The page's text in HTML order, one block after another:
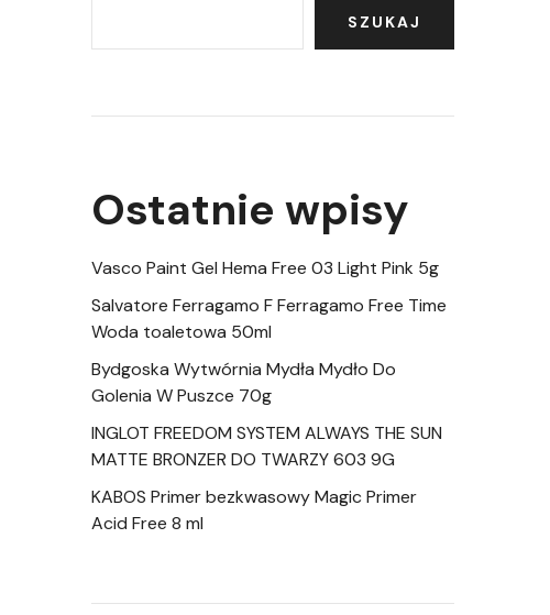
SZUKAJ
Ostatnie wpisy
Vasco Paint Gel Hema Free 03 Light Pink 5g
Salvatore Ferragamo F Ferragamo Free Time
Woda toaletowa 50ml
Bydgoska Wytwórnia Mydła Mydło Do
Golenia W Puszce 70g
INGLOT FREEDOM SYSTEM ALWAYS THE SUN
MATTE BRONZER DO TWARZY 603 9G
KABOS Primer bezkwasowy Magic Primer
Acid Free 8 ml